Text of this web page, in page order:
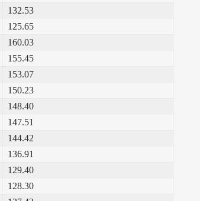
132.53
125.65
160.03
155.45
153.07
150.23
148.40
147.51
144.42
136.91
129.40
128.30